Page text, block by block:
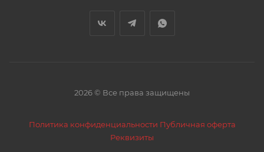
2026 © Все права защищены
Политика конфиденциальности Публичная оферта
Реквизиты